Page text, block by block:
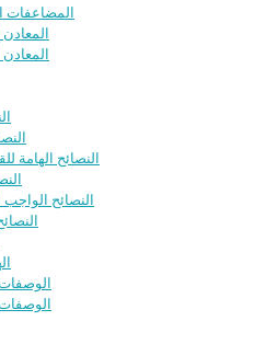
المضاعفات
النصائح الهامة
النصائح الواجب